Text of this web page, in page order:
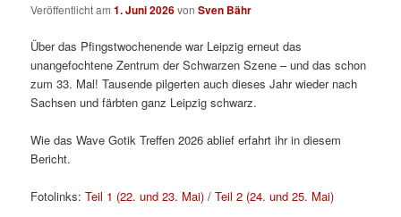
Veröffentlicht am1. Juni 2026vonSven Bähr
Über das Pfingstwochenende war Leipzig erneut das
unangefochtene Zentrum der Schwarzen Szene – und das schon
zum 33. Mal! Tausende pilgerten auch dieses Jahr wieder nach
Sachsen und färbten ganz Leipzig schwarz.
Wie das Wave Gotik Treffen 2026 ablief erfahrt ihr in diesem
Bericht.
Fotolinks:Teil 1 (22. und 23. Mai) /Teil 2 (24. und 25. Mai)